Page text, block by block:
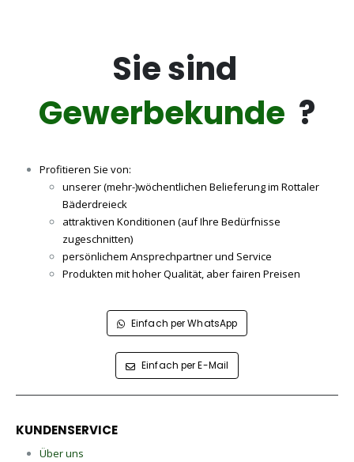
Sie sind
Gewerbekunde ?
Profitieren Sie von:
unserer (mehr-)wöchentlichen Belieferung im Rottaler
Bäderdreieck
attraktiven Konditionen (auf Ihre Bedürfnisse
zugeschnitten)
persönlichem Ansprechpartner und Service
Produkten mit hoher Qualität, aber fairen Preisen
Einfach per WhatsApp
Einfach per E-Mail
KUNDENSERVICE
Über uns